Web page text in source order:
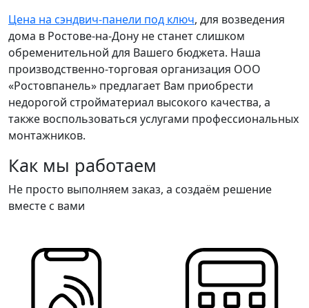
Цена на сэндвич-панели под ключ, для возведения
дома в Ростове-на-Дону не станет слишком
обременительной для Вашего бюджета. Наша
производственно-торговая организация ООО
«Ростовпанель» предлагает Вам приобрести
недорогой стройматериал высокого качества, а
также воспользоваться услугами профессиональных
монтажников.
Как мы работаем
Не просто выполняем заказ, а создаём решение
вместе с вами